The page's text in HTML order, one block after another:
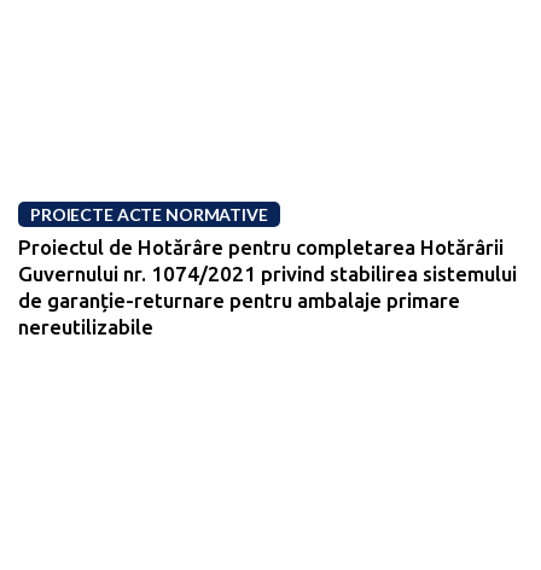
PROIECTE ACTE NORMATIVE
Proiectul de Hotărâre pentru completarea Hotărârii
Guvernului nr. 1074/2021 privind stabilirea sistemului
de garanție-returnare pentru ambalaje primare
nereutilizabile